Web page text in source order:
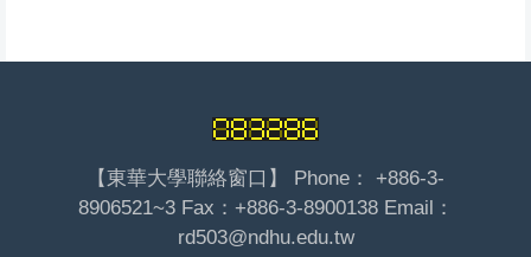
【東華大學聯絡窗口】 Phone： +886-3-
8906521~3 Fax：+886-3-8900138 Email：
rd503@ndhu.edu.tw